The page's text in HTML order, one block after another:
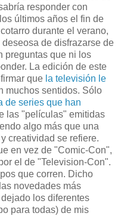
responder con
últimos años el fin de
durante el verano,
de disfrazarse de
preguntas que ni los
La edición de este
que la televisión le
muchos sentidos. Sólo
de series que han
las "películas" emitidas
algo más que una
creatividad se refiere.
en vez de "Comic-Con",
el de "Television-Con".
que corren. Dicho
novedades más
los diferentes
para todas) de mis